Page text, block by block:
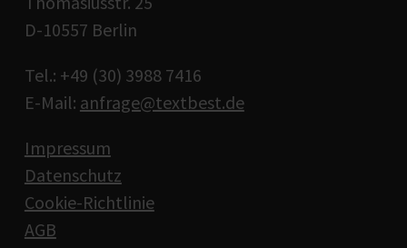
D-10557 Berlin
Tel.: +49 (30) 3988 7416
E-Mail: anfrage@textbest.de
Impressum
Datenschutz
Cookie-Richtlinie
AGB